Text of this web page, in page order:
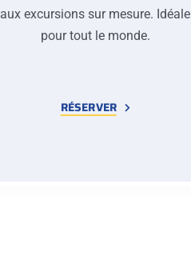
aux excursions sur mesure. Idéale
pour tout le monde.
RÉSERVER